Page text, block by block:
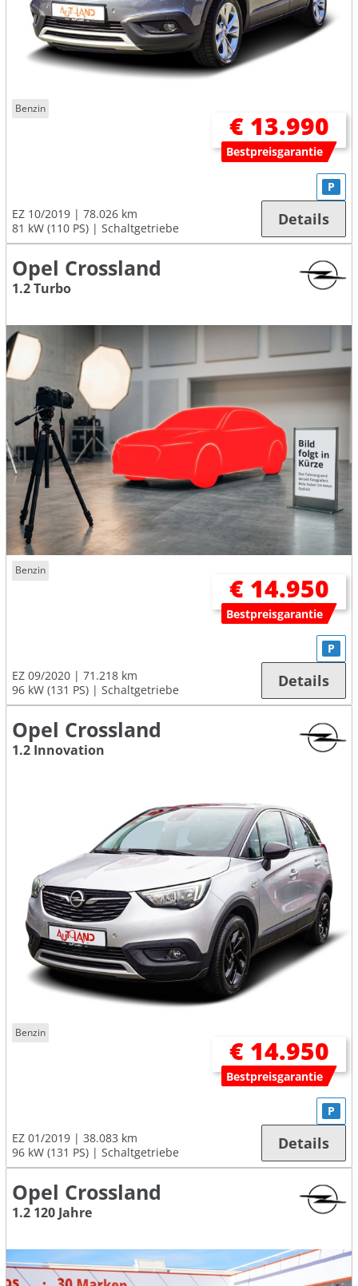
Benzin
€ 13.990
Bestpreisgarantie
EZ 10/2019
78.026 km
81 kW (110 PS)
Schaltgetriebe
P
Details
Opel Crossland
1.2 Turbo
Benzin
€ 14.950
Bestpreisgarantie
EZ 09/2020
71.218 km
96 kW (131 PS)
Schaltgetriebe
P
Details
Opel Crossland
1.2 Innovation
Benzin
€ 14.950
Bestpreisgarantie
EZ 01/2019
38.083 km
96 kW (131 PS)
Schaltgetriebe
P
Details
Opel Crossland
1.2 120 Jahre